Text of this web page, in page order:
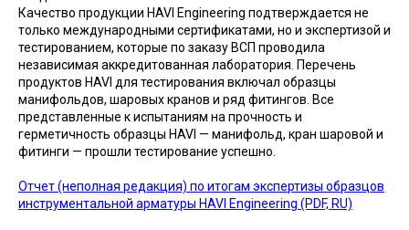
Качество продукции HAVI Engineering подтверждается не
только международными сертификатами, но и экспертизой и
тестированием, которые по заказу ВСП проводила
независимая аккредитованная лаборатория. Перечень
продуктов HAVI для тестирования включал образцы
манифольдов, шаровых кранов и ряд фитингов. Все
представленные к испытаниям на прочность и
герметичность образцы HAVI — манифольд, кран шаровой и
фитинги — прошли тестирование успешно.
Отчет (неполная редакция) по итогам экспертизы образцов
инструментальной арматуры HAVI Engineering (PDF, RU)